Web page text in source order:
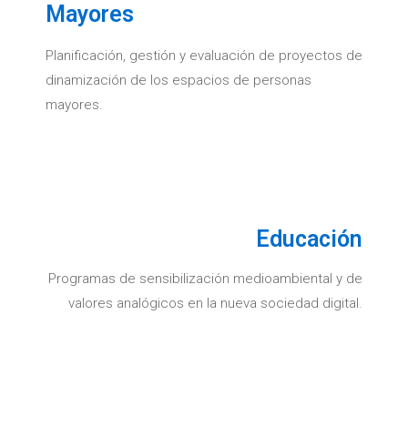
Mayores
Planificación, gestión y evaluación de proyectos de
dinamización de los espacios de personas
mayores.
Educación
Programas de sensibilización medioambiental y de
valores analógicos en la nueva sociedad digital.